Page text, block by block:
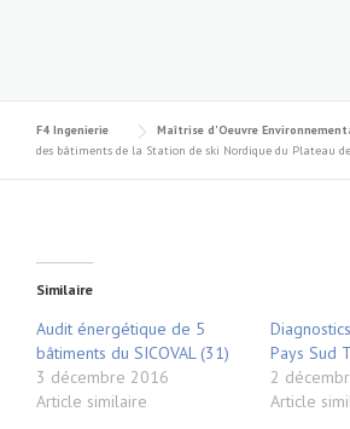
F4 Ingenierie Maîtrise d'Oeuvre
des bâtiments de la Station de ski Nordique du Plateau
Similaire
Audit énergétique de 5
bâtiments du SICOVAL (31)
3 décembre 2016
Article similaire
Pays Sud
2
Article